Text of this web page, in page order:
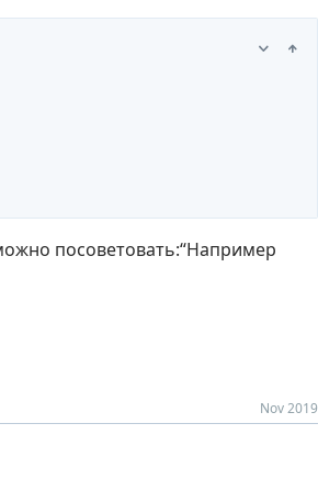
посоветовать:“Например
Nov 2019